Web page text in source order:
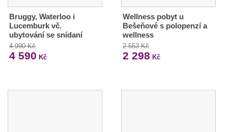
Bruggy, Waterloo i
Lucemburk vč.
ubytování se snídaní
4 990 Kč
4 590 Kč
Wellness pobyt u
Bešeňové s polopenzí a
wellness
2 553 Kč
2 298 Kč